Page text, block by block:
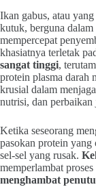
Ikan gabus, atau
kutuk, berguna
mempercepat
khasiatnya terletak
sangat tinggi,
protein plasma darah
krusial dalam
nutrisi, dan perbaikan
Ketika seseorang
pasokan protein
sel-sel yang rusak.
memperlambat
menghambat